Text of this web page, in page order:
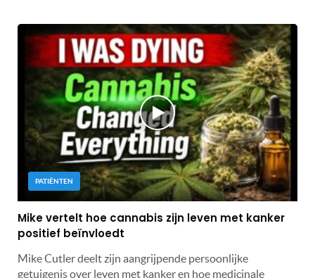
PATIËNTEN
Mike vertelt hoe cannabis zijn leven met kanker
positief beïnvloedt
Mike Cutler deelt zijn aangrijpende persoonlijke
getuigenis over leven met kanker en hoe medicinale